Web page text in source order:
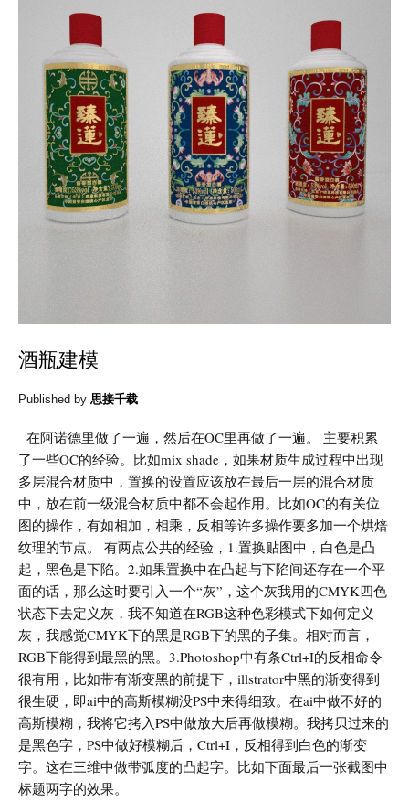
酒瓶建模
Published by 思接千载
在阿诺德里做了一遍，然后在OC里再做了一遍。 主要积累
了一些OC的经验。比如mix shade，如果材质生成过程中出现
多层混合材质中，置换的设置应该放在最后一层的混合材质
中，放在前一级混合材质中都不会起作用。比如OC的有关位
图的操作，有如相加，相乘，反相等许多操作要多加一个烘焙
纹理的节点。 有两点公共的经验，1.置换贴图中，白色是凸
起，黑色是下陷。2.如果置换中在凸起与下陷间还存在一个平
面的话，那么这时要引入一个“灰”，这个灰我用的CMYK四色
状态下去定义灰，我不知道在RGB这种色彩模式下如何定义
灰，我感觉CMYK下的黑是RGB下的黑的子集。相对而言，
RGB下能得到最黑的黑。3.Photoshop中有条Ctrl+I的反相命令
很有用，比如带有渐变黑的前提下，illstrator中黑的渐变得到
很生硬，即ai中的高斯模糊没PS中来得细致。在ai中做不好的
高斯模糊，我将它拷入PS中做放大后再做模糊。我拷贝过来的
是黑色字，PS中做好模糊后，Ctrl+I，反相得到白色的渐变
字。这在三维中做带弧度的凸起字。比如下面最后一张截图中
标题两字的效果。